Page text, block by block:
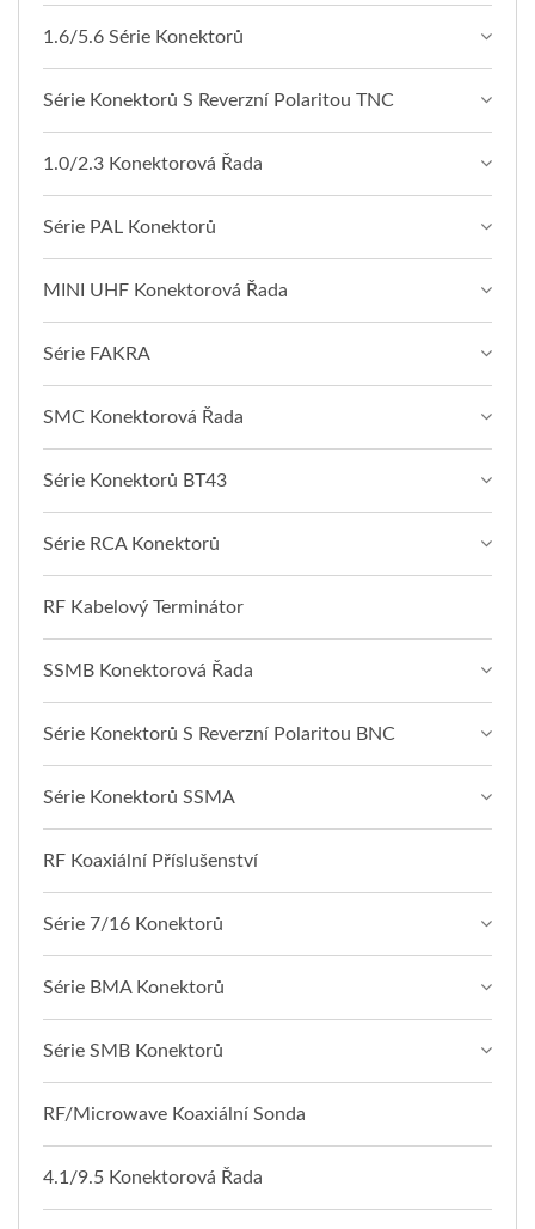
1.6/5.6 Série Konektorů
Série Konektorů S Reverzní Polaritou TNC
1.0/2.3 Konektorová Řada
Série PAL Konektorů
MINI UHF Konektorová Řada
Série FAKRA
SMC Konektorová Řada
Série Konektorů BT43
Série RCA Konektorů
RF Kabelový Terminátor
SSMB Konektorová Řada
Série Konektorů S Reverzní Polaritou BNC
Série Konektorů SSMA
RF Koaxiální Příslušenství
Série 7/16 Konektorů
Série BMA Konektorů
Série SMB Konektorů
RF/Microwave Koaxiální Sonda
4.1/9.5 Konektorová Řada